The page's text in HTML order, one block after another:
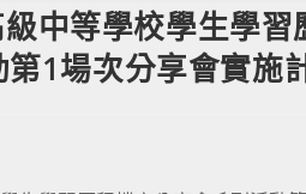
中等學校學生學習
1場次分享會實施